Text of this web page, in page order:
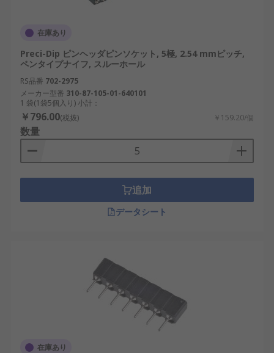
在庫あり
Preci-Dip ピンヘッダピンソケット, 5極, 2.54 mmピッチ,
ペンタイプナイフ, スルーホール
RS品番 702-2975
メーカー型番 310-87-105-01-640101
1 袋(1袋5個入り) 小計：
￥796.00(税抜) ￥159.20/個
数量
追加
データシート
在庫あり